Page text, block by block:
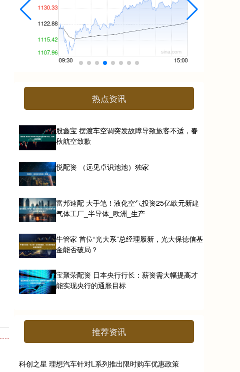
热点资讯
股鑫宝 摆渡车空调突发故障导致旅客不适，春
秋航空致歉
悦配资 （远见卓识池池）独家
富邦速配 大手笔！液化空气投资25亿欧元新建
气体工厂_半导体_欧洲_生产
牛管家 首位“光大系”总经理履新，光大保德信基
金能否破局？
宝聚荣配资 日本央行行长：薪资需大幅提高才
能实现央行的通胀目标
推荐资讯
科创之星 理想汽车针对L系列推出限时购车优惠政策